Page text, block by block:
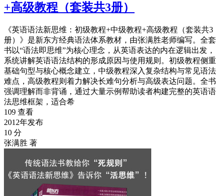
+高级教程（套装共3册）
《英语语法新思维：初级教程+中级教程+高级教程（套装共3
册）》是新东方经典语法体系教材，由张满胜老师编写。全套
书以“语法即思维”为核心理念，从英语表达的内在逻辑出发，
系统讲解英语语法结构的形成原因与使用规则。初级教程侧重
基础句型与核心概念建立，中级教程深入复杂结构与常见语法
难点，高级教程则着力解决长难句分析与高级表达问题。全书
强调理解而非背诵，通过大量示例帮助读者构建完整的英语语
法思维框架，适合希
109 查看
2012年发布
10 分
张满胜 著